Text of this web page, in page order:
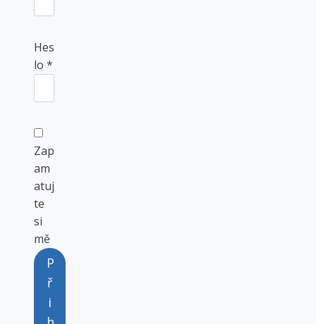
v
n
n
Hes
lo *
v
n
Zap
am
atuj
te
si
mě
P
ř
i